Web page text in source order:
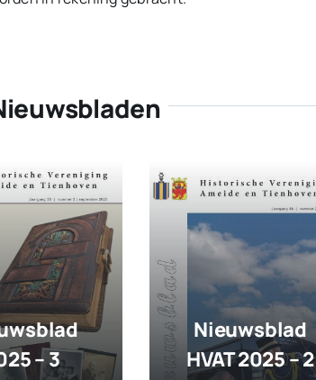
– 3
Nieuwsblad
HVAT 2025 – 2